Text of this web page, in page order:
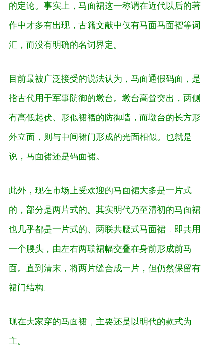
的定论。事实上，马面裙这一称谓在近代以后的著
作中才多有出现，古籍文献中仅有马面马面褶等词
汇，而没有明确的名词界定。
目前最被广泛接受的说法认为，马面通假码面，是
指古代用于军事防御的墩台。墩台高耸突出，两侧
有高低起伏、形似裙褶的防御墙，而墩台的长方形
外立面，则与中间裙门形成的光面相似。也就是
说，马面裙还是码面裙。
此外，现在市场上受欢迎的马面裙大多是一片式
的，部分是两片式的。其实明代乃至清初的马面裙
也几乎都是一片式的、两联共腰式马面裙，即共用
一个腰头，由左右两联裙幅交叠在身前形成前马
面。直到清末，将两片缝合成一片，但仍然保留有
裙门结构。
现在大家穿的马面裙，主要还是以明代的款式为
主。